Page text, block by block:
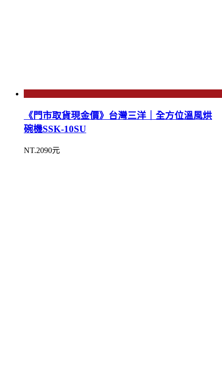
《門市取貨現金價》台灣三洋｜全方位溫風烘
碗機SSK-10SU
NT.2090元